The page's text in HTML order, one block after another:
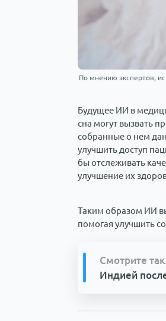
По мнению экспертов,
Будущее ИИ в
сна могут вызвать
собранные о нем
улучшить доступ
бы отслеживать
улучшение их
Таким образом ИИ
помогая улучшить
Смотрите
Индией